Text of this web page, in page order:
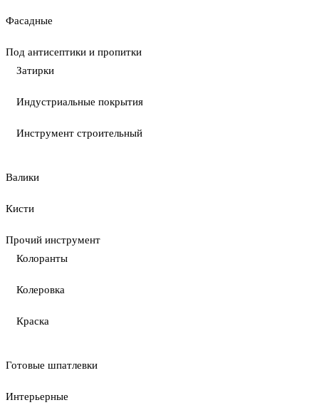
Фасадные
Под антисептики и пропитки
Затирки
Индустриальные покрытия
Инструмент строительный
Валики
Кисти
Прочий инструмент
Колоранты
Колеровка
Краска
Готовые шпатлевки
Интерьерные